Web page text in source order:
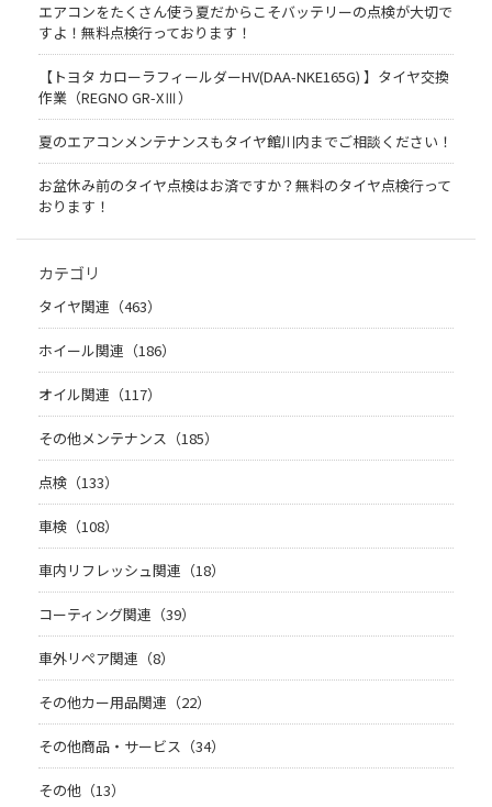
エアコンをたくさん使う夏だからこそバッテリーの点検が大切で
すよ！無料点検行っております！
【トヨタ カローラフィールダーHV(DAA-NKE165G) 】タイヤ交換
作業（REGNO GR-XⅢ）
夏のエアコンメンテナンスもタイヤ館川内までご相談ください！
お盆休み前のタイヤ点検はお済ですか？無料のタイヤ点検行って
おります！
カテゴリ
タイヤ関連（463）
ホイール関連（186）
オイル関連（117）
その他メンテナンス（185）
点検（133）
車検（108）
車内リフレッシュ関連（18）
コーティング関連（39）
車外リペア関連（8）
その他カー用品関連（22）
その他商品・サービス（34）
その他（13）